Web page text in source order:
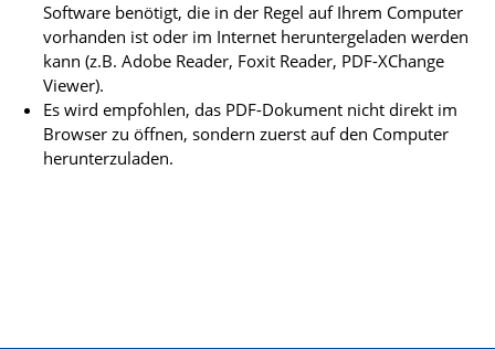
Software benötigt, die in der Regel auf Ihrem Computer
vorhanden ist oder im Internet heruntergeladen werden
kann (z.B. Adobe Reader, Foxit Reader, PDF-XChange
Viewer).
Es wird empfohlen, das PDF-Dokument nicht direkt im
Browser zu öffnen, sondern zuerst auf den Computer
herunterzuladen.